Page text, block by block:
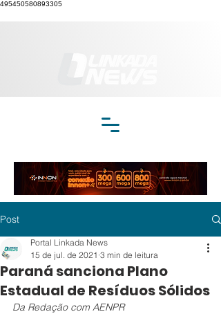
495450580893305
Post
Paraná sanciona Plano
Estadual de Resíduos Sólidos
Portal Linkada News
15 de jul. de 2021 3 min de leitura
Da Redação com AENPR